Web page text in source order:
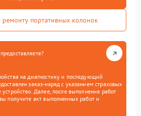
портативных колонок
на диагностику и последующий
заказ-наряд с указанием страховых
устройство. Далее, после выполнения работ
получите акт выполненных работ и